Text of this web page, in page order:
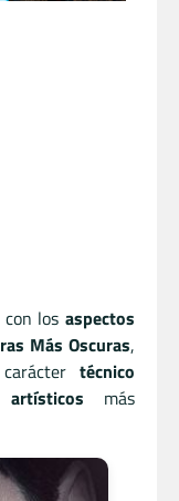
los aspectos
Más Oscuras,
técnico
más